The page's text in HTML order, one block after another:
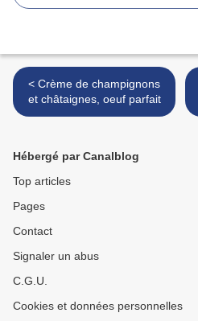
< Crème de champignons
et châtaignes, oeuf parfait
Hébergé par Canalblog
Top articles
Pages
Contact
Signaler un abus
C.G.U.
Cookies et données personnelles